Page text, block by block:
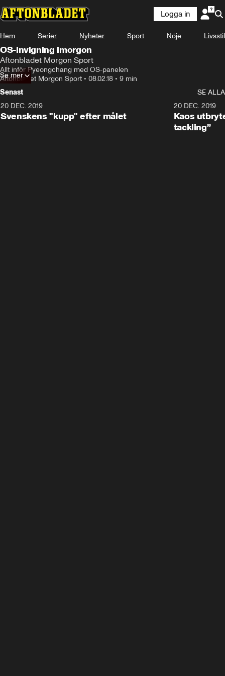
Logga in
Hem Serier Nyheter Sport Nöje Livsstil
OS-invigning imorgon
Aftonbladet Morgon Sport
Allt inför Pyeongchang med OS-panelen
Aftonbladet Morgon Sport • 08.02.18 • 9 min
Se mer
Senast
SE ALLA
20 DEC. 2019
Svenskens "kupp" efter målet
20 DEC. 2019
Kaos
tackling”